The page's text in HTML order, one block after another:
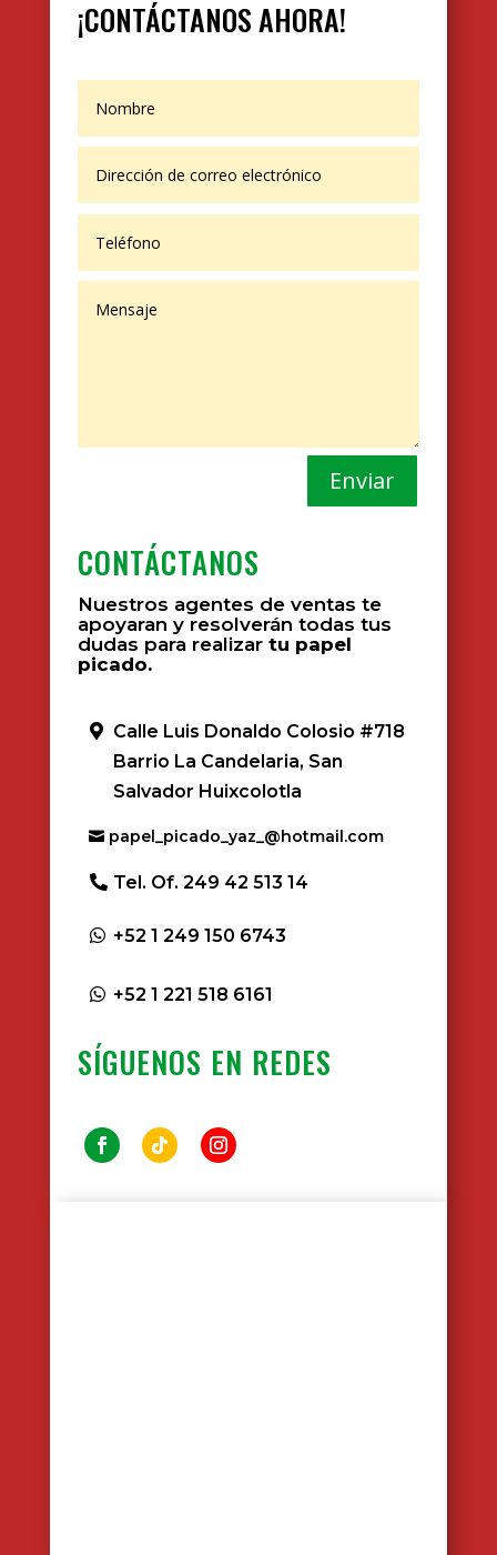
¡CONTÁCTANOS AHORA!
Enviar
CONTÁCTANOS
Nuestros agentes de ventas te
apoyaran y resolverán todas tus
dudas para realizartu papel
picado.
Calle Luis Donaldo Colosio #718
Barrio La Candelaria, San
Salvador Huixcolotla
papel_picado_yaz_@hotmail.com
Tel. Of. 249 42 513 14
+52 1 249 150 6743
+52 1 221 518 6161
SÍGUENOS EN REDES